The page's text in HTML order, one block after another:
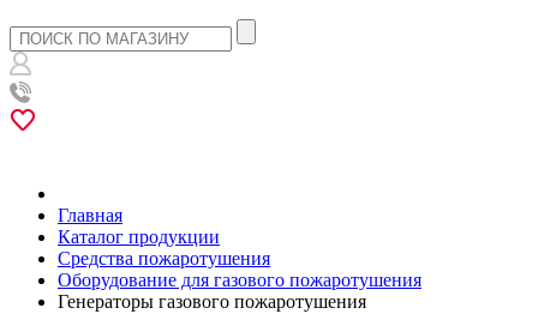
Главная
Каталог продукции
Средства пожаротушения
Оборудование для газового пожаротушения
Генераторы газового пожаротушения